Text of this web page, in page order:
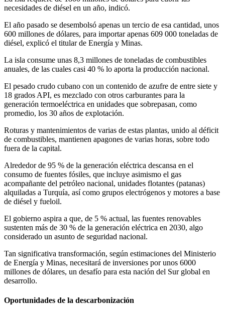
necesidades de diésel en un año, indicó.
El año pasado se desembolsó apenas un tercio de esa cantidad, unos
600 millones de dólares, para importar apenas 609 000 toneladas de
diésel, explicó el titular de Energía y Minas.
La isla consume unas 8,3 millones de toneladas de combustibles
anuales, de las cuales casi 40 % lo aporta la producción nacional.
El pesado crudo cubano con un contenido de azufre de entre siete y
18 grados API, es mezclado con otros carburantes para la
generación termoeléctrica en unidades que sobrepasan, como
promedio, los 30 años de explotación.
Roturas y mantenimientos de varias de estas plantas, unido al déficit
de combustibles, mantienen apagones de varias horas, sobre todo
fuera de la capital.
Alrededor de 95 % de la generación eléctrica descansa en el
consumo de fuentes fósiles, que incluye asimismo el gas
acompañante del petróleo nacional, unidades flotantes (patanas)
alquiladas a Turquía, así como grupos electrógenos y motores a base
de diésel y fueloil.
El gobierno aspira a que, de 5 % actual, las fuentes renovables
sustenten más de 30 % de la generación eléctrica en 2030, algo
considerado un asunto de seguridad nacional.
Tan significativa transformación, según estimaciones del Ministerio
de Energía y Minas, necesitará de inversiones por unos 6000
millones de dólares, un desafío para esta nación del Sur global en
desarrollo.
Oportunidades de la descarbonización